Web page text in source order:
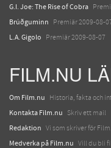
G.I. Joe: The Rise of Cobra
Brúðguminn Premiär 2009-08-
L.A. Gigolo Premiär 2009-08-07
FILM.NU
Om Film.nu Historia, fakta och
Kontakta Film.nu Skriv ett mail
Redaktion Vi som skriver för
Medverka på Film.nu Vill du bli